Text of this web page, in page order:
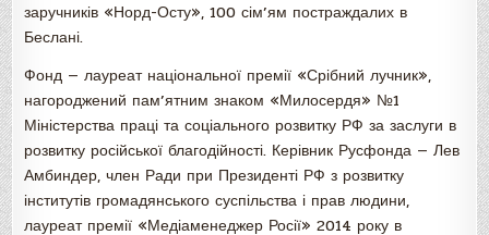
заручників «Норд-Осту», 100 сім’ям постраждалих в
Беслані.
Фонд — лауреат національної премії «Срібний лучник»,
нагороджений пам’ятним знаком «Милосердя» №1
Міністерства праці та соціального розвитку РФ за заслуги в
розвитку російської благодійності. Керівник Русфонда — Лев
Амбиндер, член Ради при Президенті РФ з розвитку
інститутів громадянського суспільства і прав людини,
лауреат премії «Медіаменеджер Росії» 2014 року в